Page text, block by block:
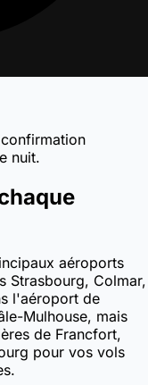
nuit.
aéroports
Strasbourg, Colmar,
l'aéroport de
Mulhouse, mais
de Francfort,
pour vos vols